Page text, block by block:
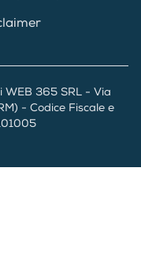
365 SRL - Via
- Codice Fiscale e